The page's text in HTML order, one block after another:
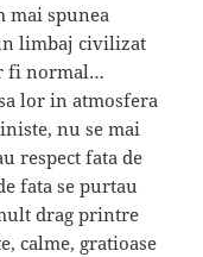
mai spunea
limbaj civilizat
fi normal…
lor in atmosfera
nu se mai
respect fata de
fata se purtau
drag printre
calme, gratioase